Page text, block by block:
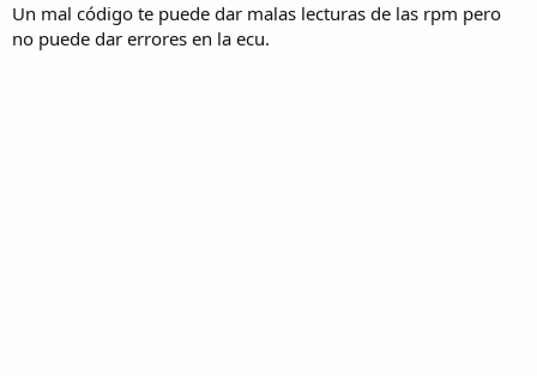
Un mal código te puede dar malas lecturas de las rpm pero
no puede dar errores en la ecu.